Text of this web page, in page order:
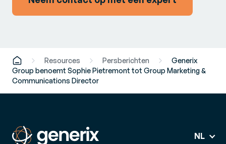
Resources Persberichten
Generix
Group benoemt Sophie Pietremont tot Group Marketing &
Communications Director
NL